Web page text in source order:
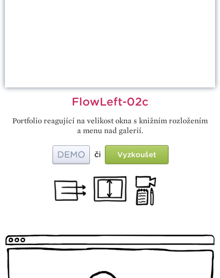
FlowLeft-02c
Portfolio reagující na velikost okna s knižním rozložením
a menu nad galerií.
Vyzkoušet
či